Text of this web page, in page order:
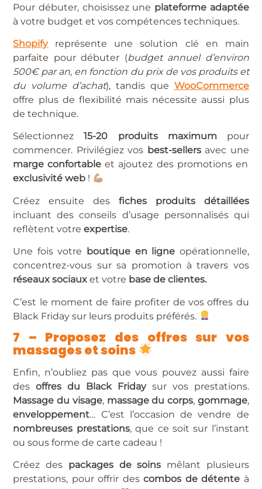
Pour débuter, choisissez une plateforme adaptée
à votre budget et vos compétences techniques.
Shopifyreprésente une solution clé en main
parfaite pour débuter (budget annuel d’environ
500€ par an, en fonction du prix de vos produits et
du volume d’achat), tandis que WooCommerce
offre plus de flexibilité mais nécessite aussi plus
de technique.
Sélectionnez15-20 produits maximum pour
commencer. Privilégiez vos best-sellersavec une
marge confortable et ajoutez des promotions en
exclusivité web !
Créez ensuite des fiches produits détaillées
incluant des conseils d’usage personnalisés qui
reflètent votreexpertise.
Une fois votre boutique en ligne opérationnelle,
concentrez-vous sur sa promotion à travers vos
réseaux sociauxet votre base de clientes.
C’est le moment de faire profiter de vos offres du
Black Friday sur leurs produits préférés.
7 – Proposez des offres sur vos
massages et soins
Enfin, n’oubliez pas que vous pouvez aussi faire
desoffres du Black Fridaysur vos prestations.
Massage du visage, massage du corps, gommage,
enveloppement… C’est l’occasion de vendre de
nombreuses prestations, que ce soit sur l’instant
ou sous forme de carte cadeau !
Créez des packages de soins mêlant plusieurs
prestations, pour offrir descombos de détente à